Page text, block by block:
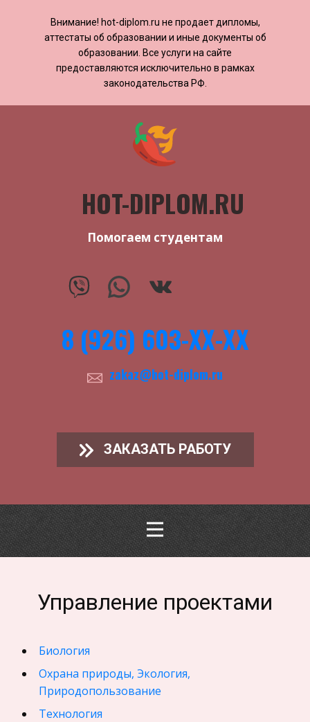
Внимание! ​​​​hot-diplom.ru не продает дипломы,
аттестаты об образовании и иные документы об
образовании. Все услуги на сайте
предоставляются исключительно в рамках
законодательства РФ.
HOT-DIPLOM.RU
Помогаем студентам
8 (926) 603-ХХ-ХХ
zakaz@hot-diplom.ru
ЗАКАЗАТЬ РАБОТУ
Управление проектами
Биология
Охрана природы, Экология,
Природопользование
Технология